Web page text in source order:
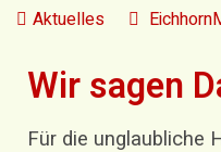
Aktuelles
Wir sagen
Für die unglaubliche